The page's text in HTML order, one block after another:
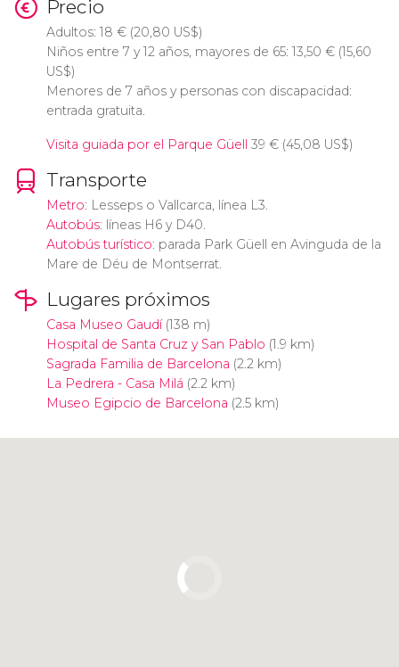
Precio
Adultos: 18 €(20,80 US$)
Niños entre 7 y 12 años, mayores de 65: 13,50 €(15,60
US$)
Menores de 7 años y personas con discapacidad:
entrada gratuita.
Visita guiada por el Parque Güell 39 €(45,08 US$)
Transporte
Metro: Lesseps o Vallcarca, línea L3.
Autobús: líneas H6 y D40.
Autobús turístico: parada Park Güell en Avinguda de la
Mare de Déu de Montserrat.
Lugares próximos
Casa Museo Gaudí(138 m)
Hospital de Santa Cruz y San Pablo (1.9 km)
Sagrada Familia de Barcelona (2.2 km)
La Pedrera - Casa Milá (2.2 km)
Museo Egipcio de Barcelona (2.5 km)